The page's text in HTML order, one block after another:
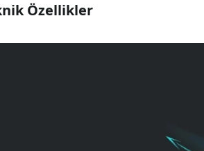
Özellikler